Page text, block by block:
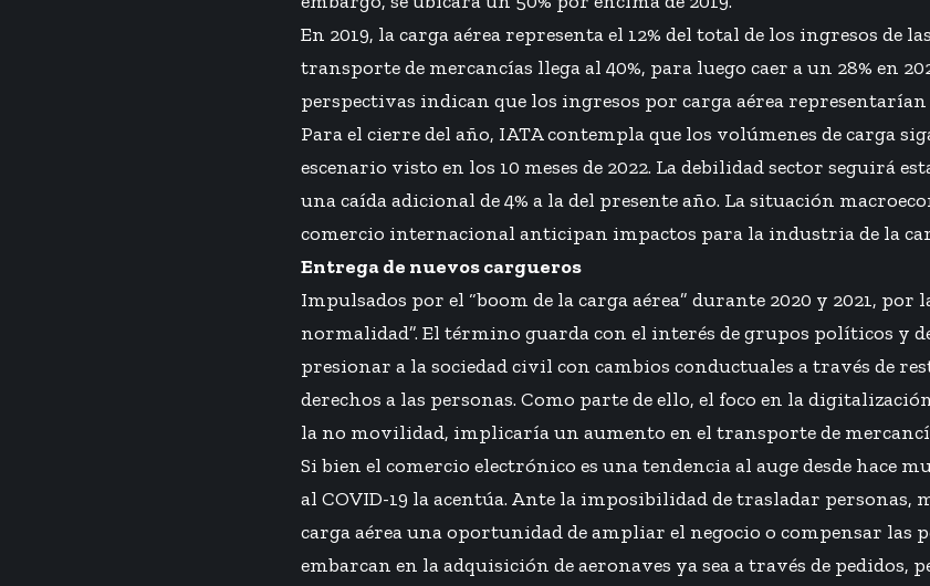
En 2019, la carga aérea representa el 12% del total de los ingresos de
transporte de mercancías llega al 40%, para luego caer a un 28% en
perspectivas indican que los ingresos por carga aérea representarían
Para el cierre del año, IATA contempla que los volúmenes de carga
escenario visto en los 10 meses de 2022. La debilidad sector seguirá
una caída adicional de 4% a la del presente año. La situación
comercio internacional anticipan impactos para la industria de la
Entrega de nuevos cargueros
Impulsados por el “boom de la carga aérea” durante 2020 y 2021, por
normalidad”. El término guarda con el interés de grupos políticos y
presionar a la sociedad civil con cambios conductuales a través de
derechos a las personas. Como parte de ello, el foco en la
la no movilidad, implicaría un aumento en el transporte de
Si bien el comercio electrónico es una tendencia al auge desde hace
al COVID-19 la acentúa. Ante la imposibilidad de trasladar personas,
carga aérea una oportunidad de ampliar el negocio o compensar las
embarcan en la adquisición de aeronaves ya sea a través de pedidos,